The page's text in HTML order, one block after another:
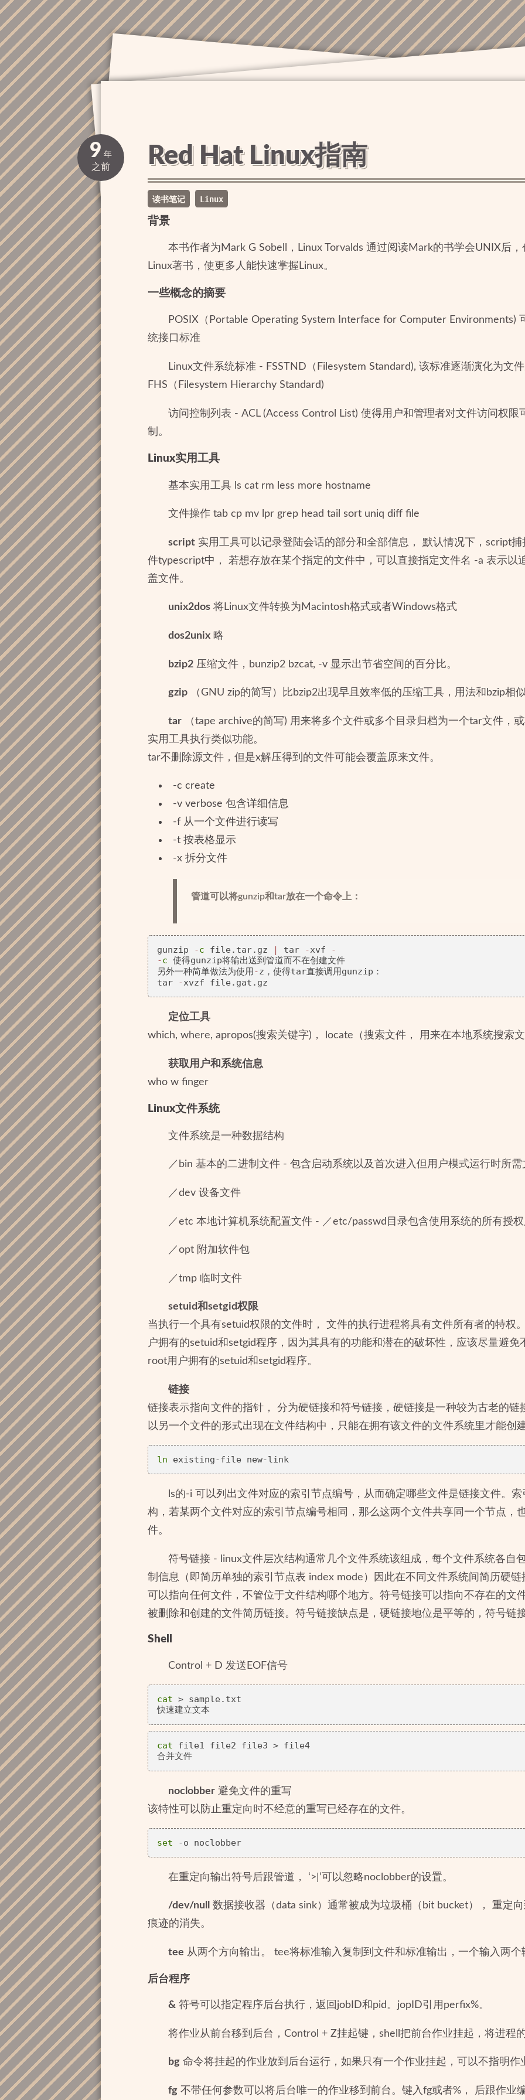
9 年
之前 Red Hat Linux指南
读书笔记 Linux
背景
本书作者为Mark G Sobell，Linux Torvalds 通过阅读Mark的书学会UNIX后
Linux著书，使更多人能快速掌握Linux。
一些概念的摘要
POSIX（Portable Operating System Interface for Computer Environments)
统接口标准
Linux文件系统标准 - FSSTND（Filesystem Standard), 该标准逐渐演化为文
FHS（Filesystem Hierarchy Standard)
访问控制列表 - ACL (Access Control List) 使得用户和管理者对文件访问权限
制。
Linux实用工具
基本实用工具 ls cat rm less more hostname
文件操作 tab cp mv lpr grep head tail sort uniq diff file
script 实用工具可以记录登陆会话的部分和全部信息， 默认情况下，script
件typescript中， 若想存放在某个指定的文件中，可以直接指定文件名 -a 表示以
盖文件。
unix2dos 将Linux文件转换为Macintosh格式或者Windows格式
dos2unix 略
bzip2 压缩文件，bunzip2 bzcat, -v 显示出节省空间的百分比。
gzip （GNU zip的简写）比bzip2出现早且效率低的压缩工具，用法和bzip相
tar （tape archive的简写) 用来将多个文件或多个目录归档为一个tar文件，
实用工具执行类似功能。
tar不删除源文件，但是x解压得到的文件可能会覆盖原来文件。
-c create
-v verbose 包含详细信息
-f 从一个文件进行读写
-t 按表格显示
-x 拆分文件
管道可以将gunzip和tar放在一个命令上：
gunzip -c file.tar.gz tar -xvf
-
-c 使得gunzip将输出送到管道而不在创建文件
另外一种简单做法为使用 -z，使得tar直接调用gunzip：
tar
-
定位工具
which, where, apropos(搜索关键字)， locate（搜索文件， 用来在本地系统搜索
获取用户和系统信息
who w finger
Linux文件系统
文件系统是一种数据结构
／bin 基本的二进制文件 - 包含启动系统以及首次进入但用户模式运行时所需
／dev 设备文件
／etc 本地计算机系统配置文件 - ／etc/passwd目录包含使用系统的所有授
／opt 附加软件包
／tmp 临时文件
setuid和setgid权限
当执行一个具有setuid权限的文件时， 文件的执行进程将具有文件所有者的特权
户拥有的setuid和setgid程序，因为其具有的功能和潜在的破坏性，应该尽量避免
root用户拥有的setuid和setgid程序。
链接
链接表示指向文件的指针， 分为硬链接和符号链接，硬链接是一种较为古老的链
以另一个文件的形式出现在文件结构中，只能在拥有该文件的文件系统里才能创
ln existing-file new-link
ls的-i 可以列出文件对应的索引节点编号，从而确定哪些文件是链接文件。
构，若某两个文件对应的索引节点编号相同，那么这两个文件共享同一个节点，
件。
符号链接 - linux文件层次结构通常几个文件系统该组成，每个文件系统各自
制信息（即简历单独的索引节点表 index mode）因此在不同文件系统间简历硬
可以指向任何文件，不管位于文件结构哪个地方。符号链接可以指向不存在的文
被删除和创建的文件简历链接。符号链接缺点是，硬链接地位是平等的，符号链
Shell
Control + D 发送EOF信号
cat > sample.txt
cat file1 file2 file3 > file4
合并文件
noclobber 避免文件的重写
该特性可以防止重定向时不经意的重写已经存在的文件。
set -o noclobber
在重定向输出符号后跟管道， ‘>|’可以忽略noclobber的设置。
/dev/null
数据接收器（data sink）通常被成为垃圾桶（bit bucket）， 重定
痕迹的消失。
tee 从两个方向输出。 tee将标准输入复制到文件和标准输出，一个输入两个
后台程序
& 符号可以指定程序后台执行，返回jobID和pid。jopID引用perfix%。
将作业从前台移到后台，Control + Z挂起键，shell把前台作业挂起，将进程
bg 命令将挂起的作业放到后台运行，如果只有一个作业挂起，可以不指明作
fg 不带任何参数可以将后台唯一的作业移到前台。键入fg或者%， 后跟作业